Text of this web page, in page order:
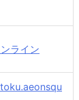
ライン